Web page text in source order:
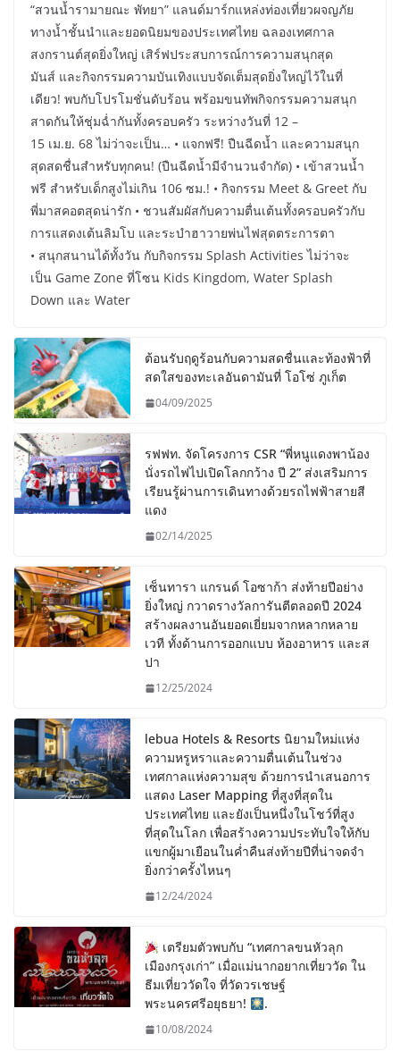
“สวนน้ำรามายณะ พัทยา” แลนด์มาร์กแหล่งท่องเที่ยวผจญภัย
ทางน้ำชั้นนำและยอดนิยมของประเทศไทย ฉลองเทศกาล
สงกรานต์สุดยิ่งใหญ่ เสิร์ฟประสบการณ์การความสนุกสุด
มันส์ และกิจกรรมความบันเทิงแบบจัดเต็มสุดยิ่งใหญ่ไว้ในที่
เดียว! พบกับโปรโมชั่นดับร้อน พร้อมขนทัพกิจกรรมความสนุก
สาดกันให้ชุ่มฉ่ำกันทั้งครอบครัว ระหว่างวันที่ 12 –
15 เม.ย. 68 ไม่ว่าจะเป็น… • แจกฟรี! ปืนฉีดน้ำ และความสนุก
สุดสดชื่นสำหรับทุกคน! (ปืนฉีดน้ำมีจำนวนจำกัด) • เข้าสวนน้ำ
ฟรี สำหรับเด็กสูงไม่เกิน 106 ซม.! • กิจกรรม Meet & Greet กับ
พี่มาสคอตสุดน่ารัก • ชวนสัมผัสกับความตื่นเต้นทั้งครอบครัวกับ
การแสดงเต้นลิมโบ และระบำฮาวายพ่นไฟสุดตระการตา
• สนุกสนานได้ทั้งวัน กับกิจกรรม Splash Activities ไม่ว่าจะ
เป็น Game Zone ที่โซน Kids Kingdom, Water Splash
Down และ Water
ต้อนรับฤดูร้อนกับความสดชื่นและท้องฟ้าที่
สดใสของทะเลอันดามันที่ โอโซ่ ภูเก็ต
04/09/2025
รฟฟท. จัดโครงการ CSR “พี่หนูแดงพาน้อง
นั่งรถไฟไปเปิดโลกกว้าง ปี 2” ส่งเสริมการ
เรียนรู้ผ่านการเดินทางด้วยรถไฟฟ้าสายสี
แดง
02/14/2025
เซ็นทารา แกรนด์ โอซาก้า ส่งท้ายปีอย่าง
ยิ่งใหญ่ กวาดรางวัลการันตีตลอดปี 2024
สร้างผลงานอันยอดเยี่ยมจากหลากหลาย
เวที ทั้งด้านการออกแบบ ห้องอาหาร และส
ปา
12/25/2024
lebua Hotels & Resorts นิยามใหม่แห่ง
ความหรูหราและความตื่นเต้นในช่วง
เทศกาลแห่งความสุข ด้วยการนำเสนอการ
แสดง Laser Mapping ที่สูงที่สุดใน
ประเทศไทย และยังเป็นหนึ่งในโชว์ที่สูง
ที่สุดในโลก เพื่อสร้างความประทับใจให้กับ
แขกผู้มาเยือนในค่ำคืนส่งท้ายปีที่น่าจดจำ
ยิ่งกว่าครั้งไหนๆ
12/24/2024
เตรียมตัวพบกับ “เทศกาลขนหัวลุก
เมืองกรุงเก่า” เมื่อแม่นากอยากเที่ยววัด ใน
ธีมเที่ยววัดใจ ที่วัดวรเชษฐ์
พระนครศรีอยุธยา!
.
10/08/2024